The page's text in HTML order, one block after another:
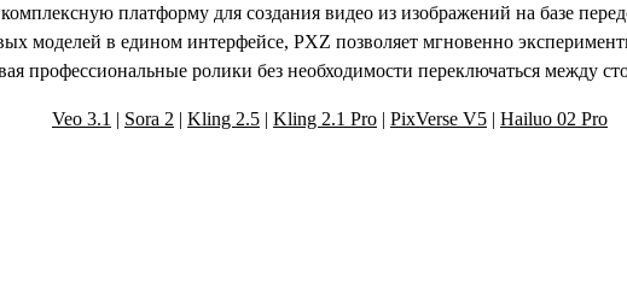
платформу для создания видео из изображений на базе
моделей в едином интерфейсе, PXZ позволяет мгновенно
профессиональные ролики без необходимости переключаться между
Veo 3.1 | Sora 2 | Kling 2.5 | Kling 2.1 Pro | PixVerse V5 | Hailuo 02 Pro